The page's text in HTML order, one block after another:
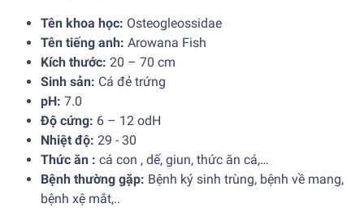
Tên khoa học: Osteogleossidae
Tên tiếng anh: Arowana Fish
Kích thước: 20 – 70 cm
Sinh sản: Cá đẻ trứng
pH: 7.0
Độ cứng: 6 – 12 odH
Nhiệt độ: 29 - 30
Thức ăn : cá con , dế, giun, thức ăn cá,…
Bệnh thường gặp: Bệnh ký sinh trùng, bệnh về mang,
bệnh xệ mắt,..